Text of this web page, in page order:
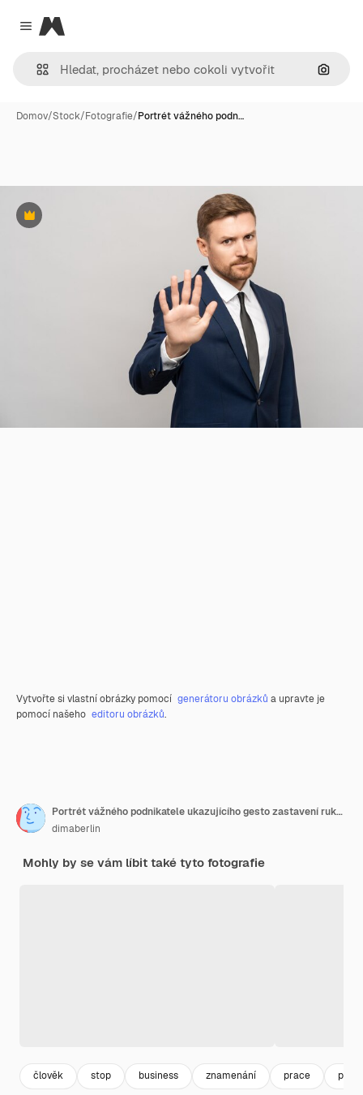
Close menu
Magnific
Hledat
Domov/Stock/Fotografie/Portrét vážného podn…
Premium
Vytvořte si vlastní obrázky pomocí generátoru obrázků a upravte je
pomocí našeho editoru obrázků.
Portrét vážného podnikatele ukazujícího gesto zastavení rukou na šedém pozadí
dimaberlin
Mohly by se vám líbit také tyto fotografie
člověk stop business znamenání prace